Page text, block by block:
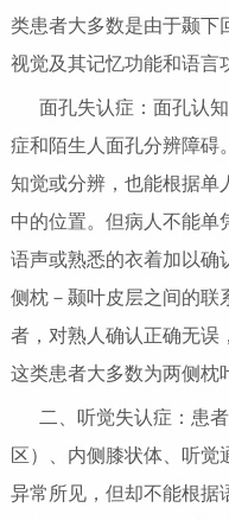
类患者大多数是由于颞下
视觉及其记忆功能和语言
面孔失认症：面孔认
症和陌生人面孔分辨障碍
知觉或分辨，也能根据单
中的位置。但病人不能单
语声或熟悉的衣着加以确
侧枕－颞叶皮层之间的联
者，对熟人确认正确无误
这类患者大多数为两侧枕
二、听觉失认症：患
区）、内侧膝状体、听
异常所见，但却不能根据